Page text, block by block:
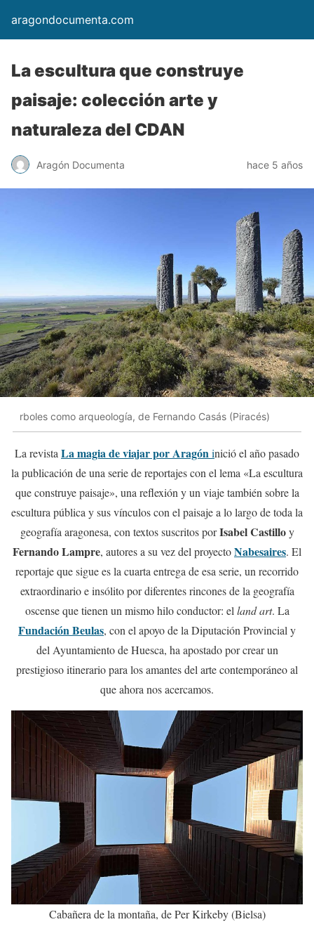
aragondocumenta.com
La escultura que construye
paisaje: colección arte y
naturaleza del CDAN
Aragón Documenta hace 5 años
rboles como arqueología, de Fernando Casás (Piracés)
La revista La magia de viajar por Aragóninició el año pasado
la publicación de una serie de reportajes con el lema «La escultura
que construye paisaje», una reflexión y un viaje también sobre la
escultura pública y sus vínculos con el paisaje a lo largo de toda la
geografía aragonesa, con textos suscritos porIsabel Castilloy
Fernando Lampre, autores a su vez del proyectoNabesaires. El
reportaje que sigue es la cuarta entrega de esa serie, un recorrido
extraordinario e insólito por diferentes rincones de la geografía
oscense que tienen un mismo hilo conductor: el land art. La
Fundación Beulas, con el apoyo de la Diputación Provincial y
del Ayuntamiento de Huesca, ha apostado por crear un
prestigioso itinerario para los amantes del arte contemporáneo al
que ahora nos acercamos.
Cabañera de la montaña, de Per Kirkeby (Bielsa)